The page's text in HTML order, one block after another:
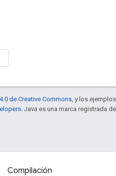
de Creative Commons , y los
. Java es una marca registrada
Compilación